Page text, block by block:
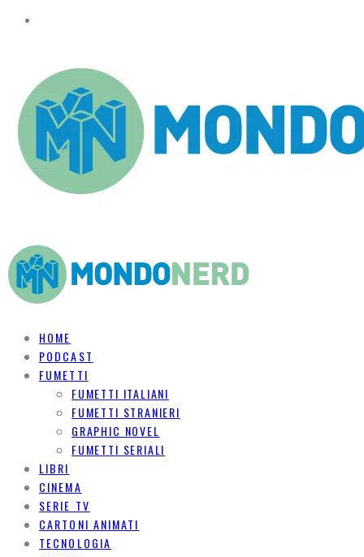
HOME
PODCAST
FUMETTI
FUMETTI ITALIANI
FUMETTI STRANIERI
GRAPHIC NOVEL
FUMETTI SERIALI
LIBRI
CINEMA
SERIE TV
CARTONI ANIMATI
TECNOLOGIA